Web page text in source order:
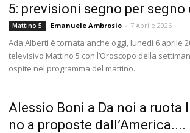
5: previsioni segno per segno
Mattino 5 Emanuele Ambrosio - 7 Aprile 2026
Ada Alberti è tornata anche oggi, lunedì 6 aprile
televisivo Mattino 5 con l’Oroscopo della
ospite nel programma del mattino...
Alessio Boni a Da noi a ruota
no a proposte dall’America....